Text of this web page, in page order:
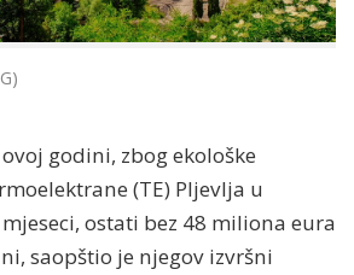
godini, zbog ekološke
(TE) Pljevlja u
ostati bez 48 miliona eura
saopštio je njegov izvršni